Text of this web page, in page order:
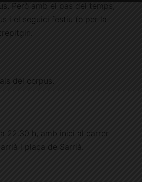
Però amb el pas del temps,
i el seguici festiu (o per la
del corpus.
22.30 h, amb inici al carrer
i plaça de Sarrià.